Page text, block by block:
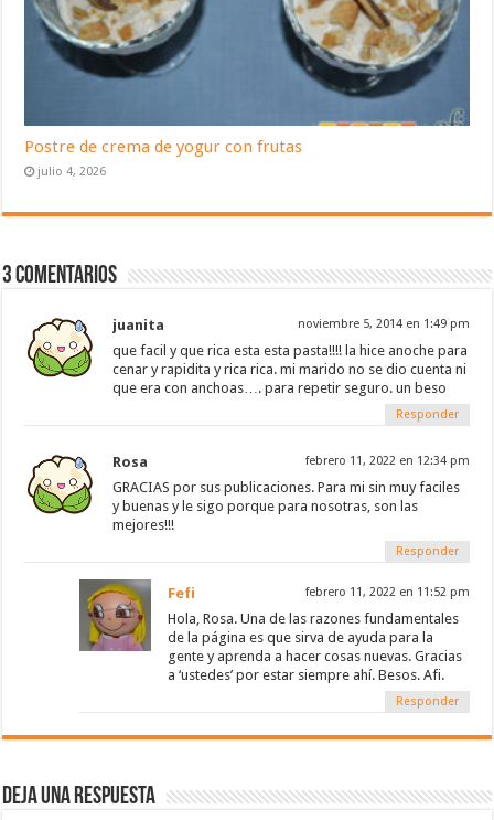
Postre de crema de yogur con frutas
julio 4, 2026
3 Comentarios
juanita noviembre 5, 2014 en 1:49 pm
que facil y que rica esta esta pasta!!!! la hice anoche para
cenar y rapidita y rica rica. mi marido no se dio cuenta ni
que era con anchoas…. para repetir seguro. un beso
Responder
Rosa febrero 11, 2022 en 12:34 pm
GRACIAS por sus publicaciones. Para mi sin muy faciles
y buenas y le sigo porque para nosotras, son las
mejores!!!
Responder
Fefi febrero 11, 2022 en 11:52 pm
Hola, Rosa. Una de las razones fundamentales
de la página es que sirva de ayuda para la
gente y aprenda a hacer cosas nuevas. Gracias
a ‘ustedes’ por estar siempre ahí. Besos. Afi.
Responder
Deja una respuesta